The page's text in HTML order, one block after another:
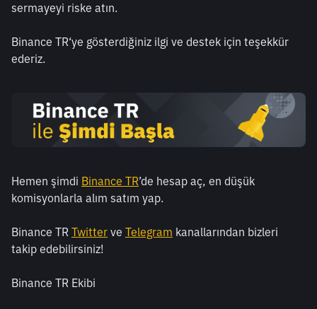
sermayeyi riske atın.
Binance TR‘ye gösterdiğiniz ilgi ve destek için teşekkür
ederiz.
Hemen şimdi Binance TR’de hesap aç, en düşük
komisyonlarla alım satım yap.
Binance TR Twitter ve Telegram kanallarından bizleri
takip edebilirsiniz!
Binance TR Ekibi